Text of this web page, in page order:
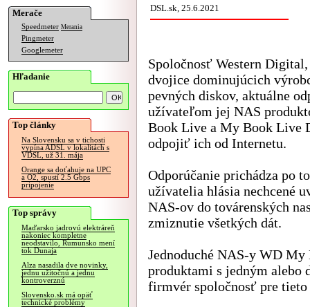
Merače
Speedmeter Merania
Pingmeter
Googlemeter
Hľadanie
Top články
Na Slovensku sa v tichosti
vypína ADSL v lokalitách s
VDSL, už 31. mája
Orange sa doťahuje na UPC
a O2, spustí 2.5 Gbps
pripojenie
Top správy
Maďarsko jadrovú elektráreň
nakoniec kompletne
neodstavilo, Rumunsko mení
tok Dunaja
Alza nasadila dve novinky,
jednu užitočnú a jednu
kontroverznú
Slovensko.sk má opäť
technické problémy
DSL.sk, 25.6.2021
Spoločnosť Western
dvojice dominujúcich
pevných diskov, aktuálne
užívateľom jej NAS
Book Live a My Book Live
odpojiť ich od Internetu.
Odporúčanie prichádza po
užívatelia hlásia nechcené
NAS-ov do továrenských
zmiznutie všetkých dát.
Jednoduché NAS-y WD
produktami s jedným alebo
firmvér spoločnosť pre